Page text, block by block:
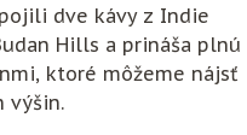
dve kávy z Indie
Hills a prináša plnú
ktoré môžeme nájsť
výšin.